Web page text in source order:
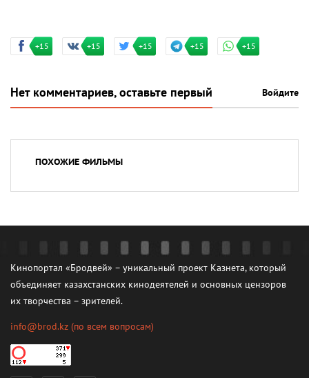
+15 +15 +15 +15 +15
Нет комментариев, оставьте первый Войдите
ПОХОЖИЕ ФИЛЬМЫ
Кинопортал «Бродвей» – уникальный проект Казнета, который
объединяет казахстанских кинодеятелей и основных цензоров
их творчества – зрителей.
info@brod.kz (по всем вопросам)